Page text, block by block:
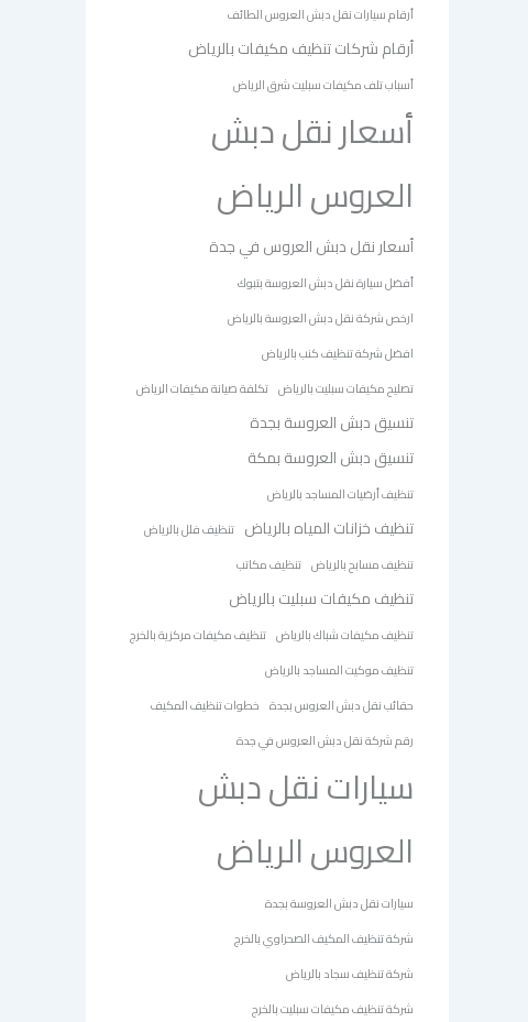
أرقام سيارات نقل دبش العروس الطائف
أرقام شركات تنظيف مكيفات بالرياض
أسباب تلف مكيفات سبليت شرق الرياض
أسعار نقل دبش
العروس الرياض
أسعار نقل دبش العروس في جدة
أفضل سيارة نقل دبش العروسة بتبوك
ارخص شركة نقل دبش العروسة بالرياض
افضل شركة تنظيف كنب بالرياض
تصليح مكيفات سبليت بالرياض تكلفة صيانة مكيفات الرياض
تنسيق دبش العروسة بجدة
تنسيق دبش العروسة بمكة
تنظيف أرضيات المساجد بالرياض
تنظيف خزانات المياه بالرياض تنظيف فلل بالرياض
تنظيف مسابح بالرياض تنظيف مكاتب
تنظيف مكيفات سبليت بالرياض
تنظيف مكيفات شباك بالرياض تنظيف مكيفات مركزية بالخرج
تنظيف موكيت المساجد بالرياض
حقائب نقل دبش العروس بجدة خطوات تنظيف المكيف
رقم شركة نقل دبش العروس في جدة
سيارات نقل دبش
العروس الرياض
سيارات نقل دبش العروسة بجدة
شركة تنظيف المكيف الصحراوي بالخرج
شركة تنظيف سجاد بالرياض
شركة تنظيف مكيفات سبليت بالخرج